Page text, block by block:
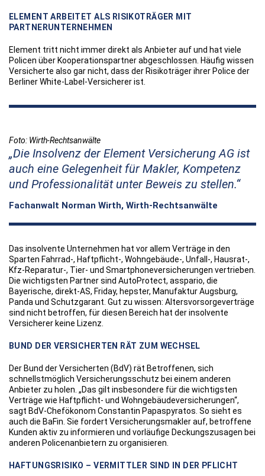
ELEMENT ARBEITET ALS RISIKOTRÄGER MIT
PARTNERUNTERNEHMEN
Element tritt nicht immer direkt als Anbieter auf und hat viele
Policen über Kooperationspartner abgeschlossen. Häufig wissen
Versicherte also gar nicht, dass der Risikoträger ihrer Police der
Berliner White-Label-Versicherer ist.
Foto: Wirth-Rechtsanwälte
Die Insolvenz der Element Versicherung AG ist
auch eine Gelegenheit für Makler, Kompetenz
und Professionalität unter Beweis zu stellen.
Fachanwalt Norman Wirth, Wirth-Rechtsanwälte
Das insolvente Unternehmen hat vor allem Verträge in den
Sparten Fahrrad-, Haftpflicht-, Wohngebäude-, Unfall-, Hausrat-,
Kfz-Reparatur-, Tier- und Smartphoneversicherungen vertrieben.
Die wichtigsten Partner sind AutoProtect, asspario, die
Bayerische, direkt-AS, Friday, hepster, Manufaktur Augsburg,
Panda und Schutzgarant. Gut zu wissen: Altersvorsorgeverträge
sind nicht betroffen, für diesen Bereich hat der insolvente
Versicherer keine Lizenz.
BUND DER VERSICHERTEN RÄT ZUM WECHSEL
Der Bund der Versicherten (BdV) rät Betroffenen, sich
schnellstmöglich Versicherungsschutz bei einem anderen
Anbieter zu holen. „Das gilt insbesondere für die wichtigsten
Verträge wie Haftpflicht- und Wohngebäudeversicherungen“,
sagt BdV-Chefökonom Constantin Papaspyratos. So sieht es
auch die BaFin. Sie fordert Versicherungsmakler auf, betroffene
Kunden aktiv zu informieren und vorläufige Deckungszusagen bei
anderen Policenanbietern zu organisieren.
HAFTUNGSRISIKO – VERMITTLER SIND IN DER PFLICHT